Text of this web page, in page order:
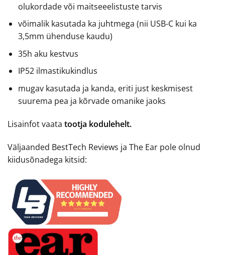
olukordade või maitseeelistuste tarvis
võimalik kasutada ka juhtmega (nii USB-C kui ka
3,5mm ühenduse kaudu)
35h aku kestvus
IP52 ilmastikukindlus
mugav kasutada ja kanda, eriti just keskmisest
suurema pea ja kõrvade omanike jaoks
Lisainfot vaata tootja kodulehelt.
Väljaanded BestTech Reviews ja The Ear pole olnud
kiidusõnadega kitsid: